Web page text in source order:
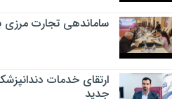
ساماندهی تجارت مرزی
ارتقای خدمات
جدید